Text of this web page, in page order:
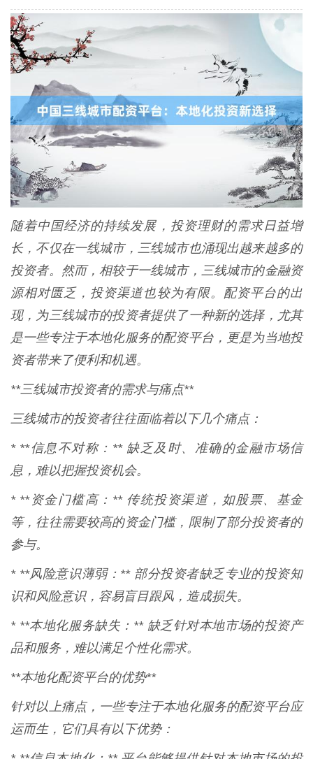
随着中国经济的持续发展，投资理财的需求日益增
长，不仅在一线城市，三线城市也涌现出越来越多的
投资者。然而，相较于一线城市，三线城市的金融资
源相对匮乏，投资渠道也较为有限。配资平台的出
现，为三线城市的投资者提供了一种新的选择，尤其
是一些专注于本地化服务的配资平台，更是为当地投
资者带来了便利和机遇。
**三线城市投资者的需求与痛点**
三线城市的投资者往往面临着以下几个痛点：
* **信息不对称：** 缺乏及时、准确的金融市场信
息，难以把握投资机会。
* **资金门槛高：** 传统投资渠道，如股票、基金
等，往往需要较高的资金门槛，限制了部分投资者的
参与。
* **风险意识薄弱：** 部分投资者缺乏专业的投资知
识和风险意识，容易盲目跟风，造成损失。
* **本地化服务缺失：** 缺乏针对本地市场的投资产
品和服务，难以满足个性化需求。
**本地化配资平台的优势**
针对以上痛点，一些专注于本地化服务的配资平台应
运而生，它们具有以下优势：